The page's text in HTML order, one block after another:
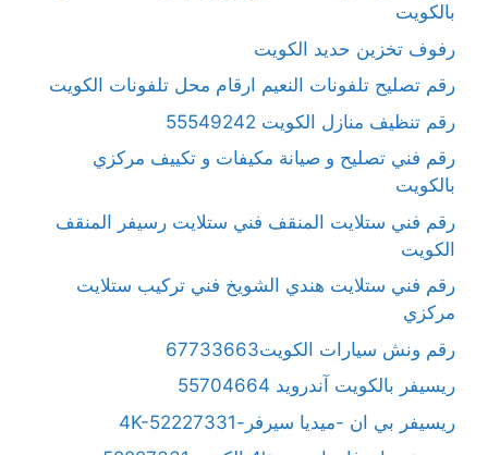
بالكويت
رفوف تخزين حديد الكويت
رقم تصليح تلفونات النعيم ارقام محل تلفونات الكويت
رقم تنظيف منازل الكويت 55549242
رقم فني تصليح و صيانة مكيفات و تكييف مركزي
بالكويت
رقم فني ستلايت المنقف فني ستلايت رسيفر المنقف
الكويت
رقم فني ستلايت هندي الشويخ فني تركيب ستلايت
مركزي
رقم ونش سيارات الكويت67733663
ريسيفر بالكويت آندرويد 55704664
ريسيفر بي ان -ميديا سيرفر-4K-52227331